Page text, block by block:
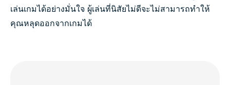
เล่นเกมได้อย่างมั่นใจ ผู้เล่นที่นิสัยไม่ดีจะไม่สามารถทำให้
คุณหลุดออกจากเกมได้